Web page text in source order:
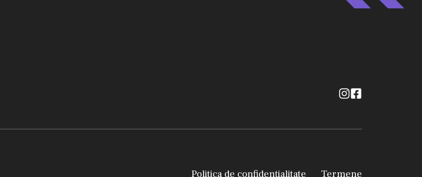
Politica de confidențialitate Termene